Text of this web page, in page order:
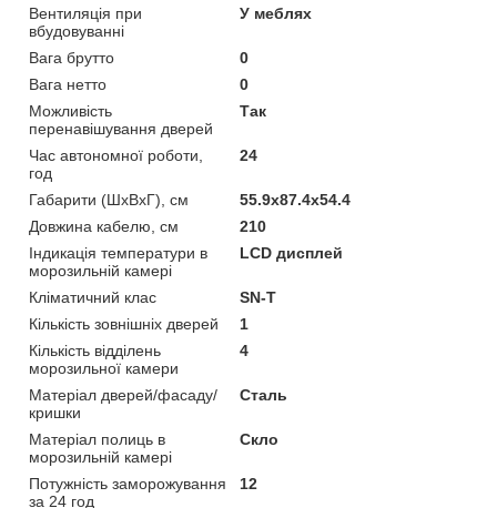
Вентиляція при
вбудовуванні
У меблях
Вага брутто
0
Вага нетто
0
Можливість
перенавішування дверей
Так
Час автономної роботи,
год
24
Габарити (ШхВхГ), см
55.9x87.4x54.4
Довжина кабелю, см
210
Індикація температури в
морозильній камері
LCD дисплей
Кліматичний клас
SN-T
Кількість зовнішніх дверей
1
Кількість відділень
морозильної камери
4
Матеріал дверей/фасаду/
кришки
Сталь
Матеріал полиць в
морозильній камері
Скло
Потужність заморожування
за 24 год
12